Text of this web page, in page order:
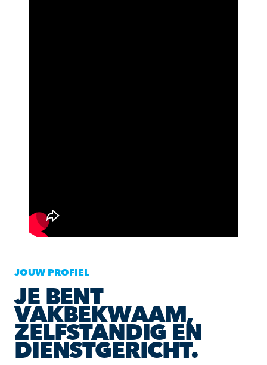
JOUW PROFIEL
JE BENT
VAKBEKWAAM,
ZELFSTANDIG EN
DIENSTGERICHT.